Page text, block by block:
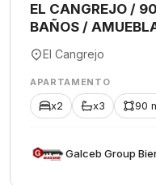
EL CANGREJO /
BAÑOS /
El Cangrejo
APARTAMENTO
x2 x3 90